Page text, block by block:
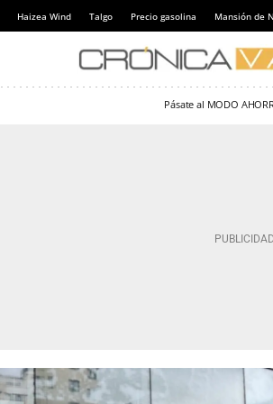
Haizea Wind Talgo Precio gasolina Mansión de
Pásate al MODO